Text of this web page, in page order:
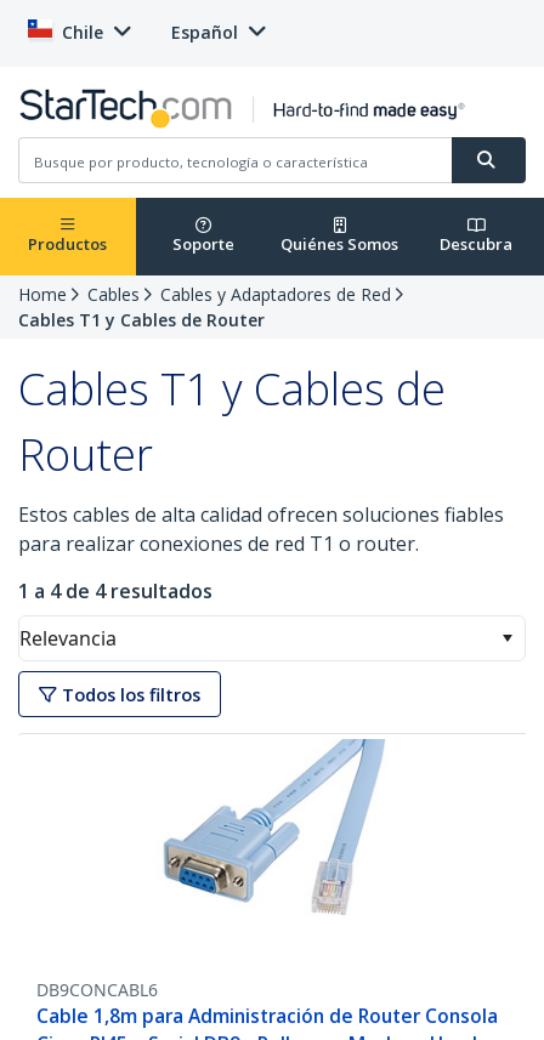
Chile Español
Productos Soporte Quiénes Somos Descubra
Home Cables
Cables y Adaptadores de Red
Cables T1 y Cables de Router
Cables T1 y Cables de
Router
Estos cables de alta calidad ofrecen soluciones fiables
para realizar conexiones de red T1 o router.
1 a 4 de 4 resultados
Relevancia
Todos los filtros
DB9CONCABL6
Cable 1,8m para Administración de Router Consola